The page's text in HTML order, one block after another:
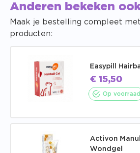
Anderen bekeken
Maak je bestelling compleet
producten:
Easypill
€ 15,50
Op voorraad
Activon
Wondgel